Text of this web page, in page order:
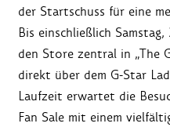
der Startschuss für eine
Bis einschließlich
den Store zentral in „The
direkt über dem G-Star
Laufzeit erwartet die
Fan Sale mit einem